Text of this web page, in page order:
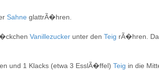
Sahne glattrÃ�hren.
Vanillezucker unter den Teig rÃ�hren.
und 1 Klacks (etwa 3 EsslÃ�ffel) Teig in die